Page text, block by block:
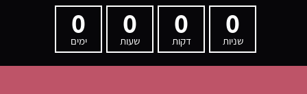
0
שניות
0
דקות
0
שעות
0
ימים